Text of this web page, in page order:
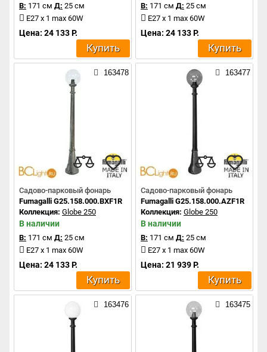
В: 171 см Д: 25 см
E27 x 1 max 60W
Цена: 24 133 Р.
Купить
В: 171 см Д: 25 см
E27 x 1 max 60W
Цена: 24 133 Р.
Купить
163478
Садово-парковый фонарь
Fumagalli G25.158.000.BXF1R
Коллекция: Globe 250
В наличии
В: 171 см Д: 25 см
E27 x 1 max 60W
Цена: 24 133 Р.
Купить
163477
Садово-парковый фонарь
Fumagalli G25.158.000.AZF1R
Коллекция: Globe 250
В наличии
В: 171 см Д: 25 см
E27 x 1 max 60W
Цена: 21 939 Р.
Купить
163476 163475